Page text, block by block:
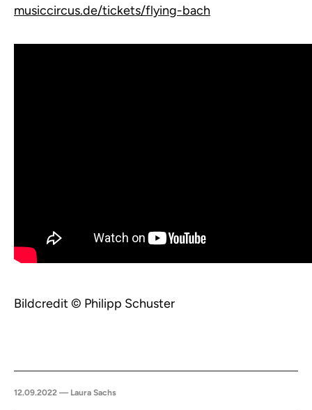
musiccircus.de/tickets/flying-bach
Bildcredit © Philipp Schuster
12.09.2022 — Laura Sachs